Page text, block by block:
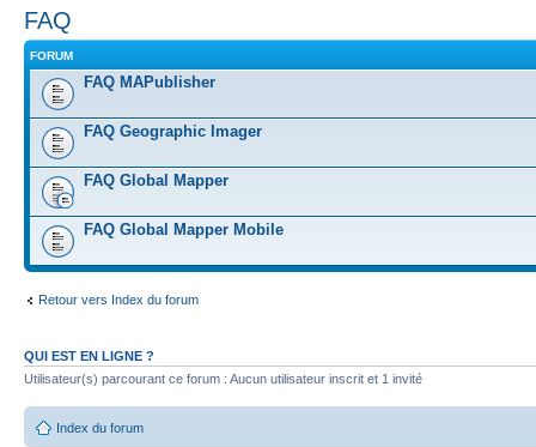
FAQ
FORUM
FAQ MAPublisher
FAQ Geographic Imager
FAQ Global Mapper
FAQ Global Mapper Mobile
Retour vers Index du forum
QUI EST EN LIGNE ?
Utilisateur(s) parcourant ce forum : Aucun utilisateur inscrit et 1 invité
Index du forum